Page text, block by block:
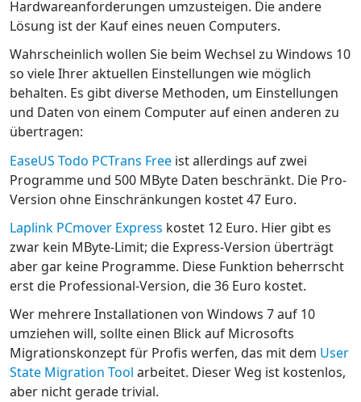
Hardwareanforderungen umzusteigen. Die andere
Lösung ist der Kauf eines neuen Computers.
Wahrscheinlich wollen Sie beim Wechsel zu Windows 10
so viele Ihrer aktuellen Einstellungen wie möglich
behalten. Es gibt diverse Methoden, um Einstellungen
und Daten von einem Computer auf einen anderen zu
übertragen:
EaseUS Todo PCTrans Free ist allerdings auf zwei
Programme und 500 MByte Daten beschränkt. Die Pro-
Version ohne Einschränkungen kostet 47 Euro.
Laplink PCmover Express kostet 12 Euro. Hier gibt es
zwar kein MByte-Limit; die Express-Version überträgt
aber gar keine Programme. Diese Funktion beherrscht
erst die Professional-Version, die 36 Euro kostet.
Wer mehrere Installationen von Windows 7 auf 10
umziehen will, sollte einen Blick auf Microsofts
Migrationskonzept für Profis werfen, das mit dem User
State Migration Tool arbeitet. Dieser Weg ist kostenlos,
aber nicht gerade trivial.